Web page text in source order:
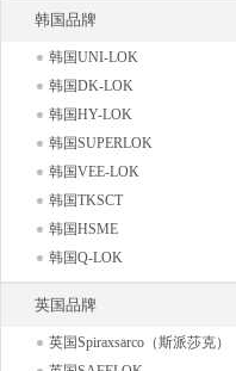
韩国品牌
韩国UNI-LOK
韩国DK-LOK
韩国HY-LOK
韩国SUPERLOK
韩国VEE-LOK
韩国TKSCT
韩国HSME
韩国Q-LOK
英国品牌
英国Spiraxsarco（斯派莎克）